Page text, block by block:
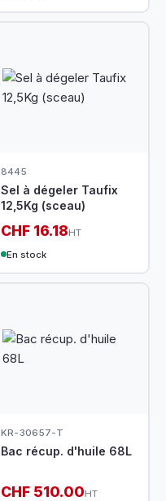
8445
Sel à dégeler Taufix
12,5Kg (sceau)
CHF 16.18HT
En stock
KR-30657-T
Bac récup. d'huile 68L
CHF 510.00HT